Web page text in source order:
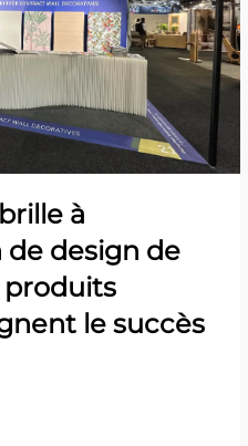
à
de design de
produits
le succès